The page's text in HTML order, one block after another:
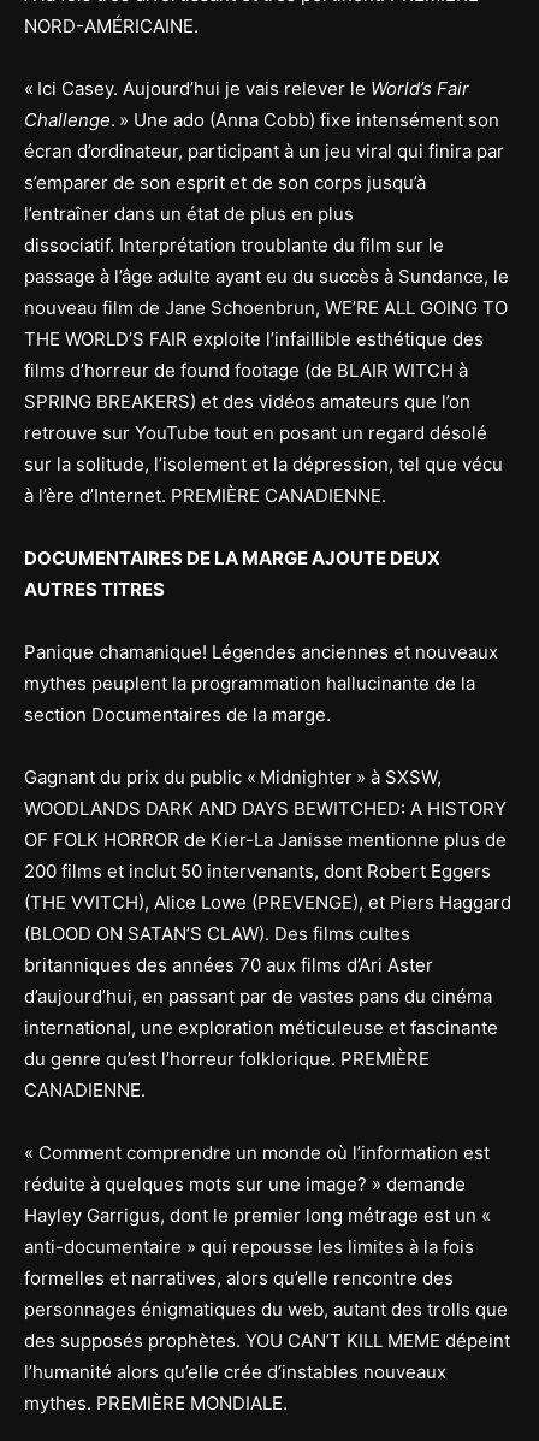
NORD-AMÉRICAINE.
« Ici Casey. Aujourd’hui je vais relever le World’s Fair
Challenge. » Une ado (Anna Cobb) fixe intensément son
écran d’ordinateur, participant à un jeu viral qui finira par
s’emparer de son esprit et de son corps jusqu’à
l’entraîner dans un état de plus en plus
dissociatif. Interprétation troublante du film sur le
passage à l’âge adulte ayant eu du succès à Sundance, le
nouveau film de Jane Schoenbrun, WE’RE ALL GOING TO
THE WORLD’S FAIR exploite l’infaillible esthétique des
films d’horreur de found footage (de BLAIR WITCH à
SPRING BREAKERS) et des vidéos amateurs que l’on
retrouve sur YouTube tout en posant un regard désolé
sur la solitude, l’isolement et la dépression, tel que vécu
à l’ère d’Internet. PREMIÈRE CANADIENNE.
DOCUMENTAIRES DE LA MARGE AJOUTE DEUX
AUTRES TITRES
Panique chamanique! Légendes anciennes et nouveaux
mythes peuplent la programmation hallucinante de la
section Documentaires de la marge.
Gagnant du prix du public « Midnighter » à SXSW,
WOODLANDS DARK AND DAYS BEWITCHED: A HISTORY
OF FOLK HORROR de Kier-La Janisse mentionne plus de
200 films et inclut 50 intervenants, dont Robert Eggers
(THE VVITCH), Alice Lowe (PREVENGE), et Piers Haggard
(BLOOD ON SATAN’S CLAW). Des films cultes
britanniques des années 70 aux films d’Ari Aster
d’aujourd’hui, en passant par de vastes pans du cinéma
international, une exploration méticuleuse et fascinante
du genre qu’est l’horreur folklorique. PREMIÈRE
CANADIENNE.
« Comment comprendre un monde où l’information est
réduite à quelques mots sur une image? » demande
Hayley Garrigus, dont le premier long métrage est un «
anti-documentaire » qui repousse les limites à la fois
formelles et narratives, alors qu’elle rencontre des
personnages énigmatiques du web, autant des trolls que
des supposés prophètes. YOU CAN’T KILL MEME dépeint
l’humanité alors qu’elle crée d’instables nouveaux
mythes. PREMIÈRE MONDIALE.